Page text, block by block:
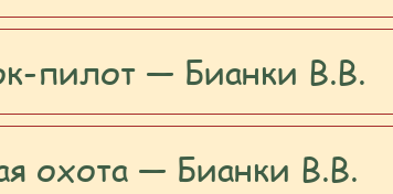
пилот — Бианки В.В.
охота — Бианки В.В.